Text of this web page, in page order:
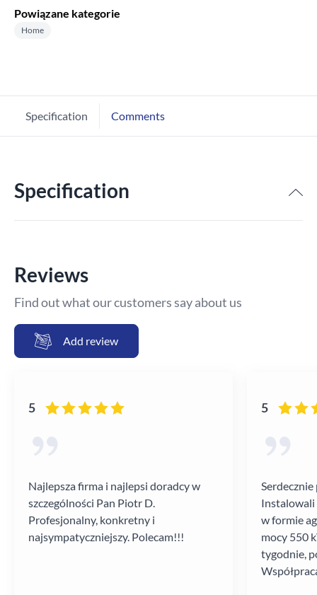
Powiązane kategorie
Home
Specification Comments
Specification
Reviews
Find out what our customers say about us
Add review
5
Najlepsza firma i najlepsi doradcy w
szczególności Pan Piotr D.
Profesjonalny, konkretny i
najsympatyczniejszy. Polecam!!!
5
Instalowali
w formie
mocy 550
tygodnie,